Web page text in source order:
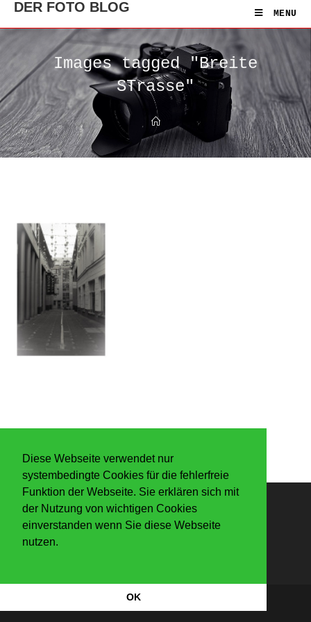
Diese Webseite verwendet nur
systembedingte Cookies für die fehlerfreie
Funktion der Webseite. Sie erklären sich mit
der Nutzung von wichtigen Cookies
einverstanden wenn Sie diese Webseite
nutzen.
OK
DER FOTO BLOG MENU
Images tagged "Breite
STrasse"
Anmelden
Datenschutzerkärung